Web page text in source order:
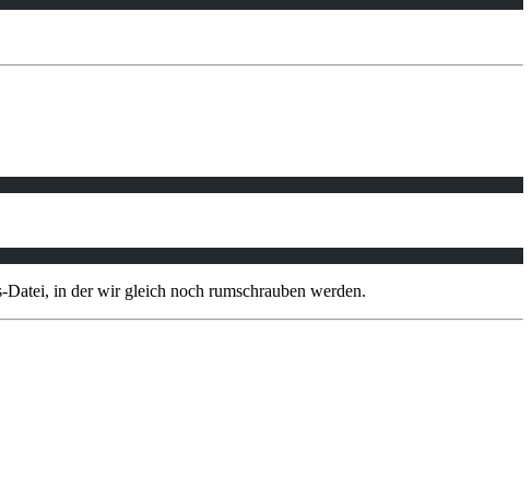
in der wir gleich noch rumschrauben werden.